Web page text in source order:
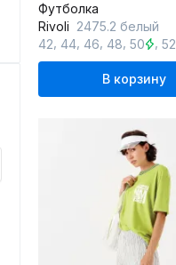
Футболка
Rivoli 2475.2 белый
42 44 46 48 50 ,52
В корзину